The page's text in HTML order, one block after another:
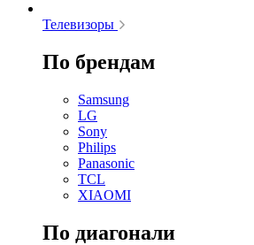
Телевизоры
По брендам
Samsung
LG
Sony
Philips
Panasonic
TCL
XIAOMI
По диагонали